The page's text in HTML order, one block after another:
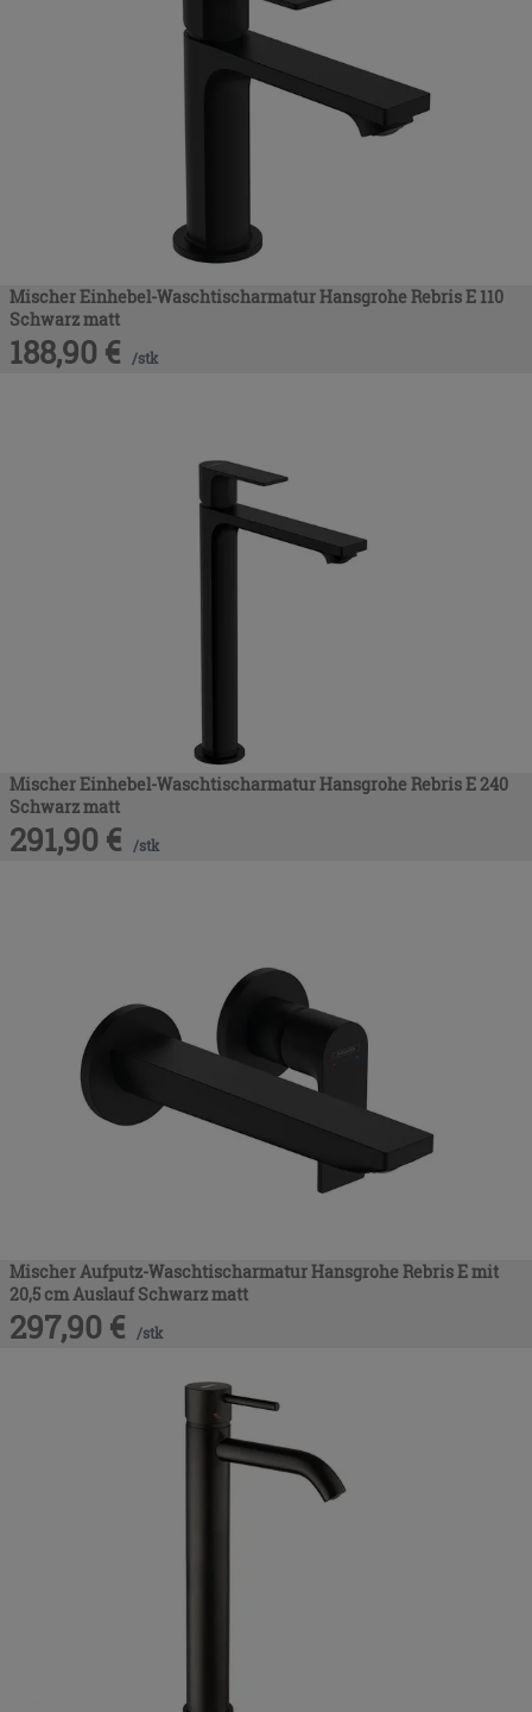
Mischer Einhebel-Waschtischarmatur Hansgrohe Rebris E 110
Schwarz matt
188,90 € /stk
Mischer Einhebel-Waschtischarmatur Hansgrohe Rebris E 240
Schwarz matt
291,90 € /stk
Mischer Aufputz-Waschtischarmatur Hansgrohe Rebris E mit
20,5 cm Auslauf Schwarz matt
297,90 € /stk